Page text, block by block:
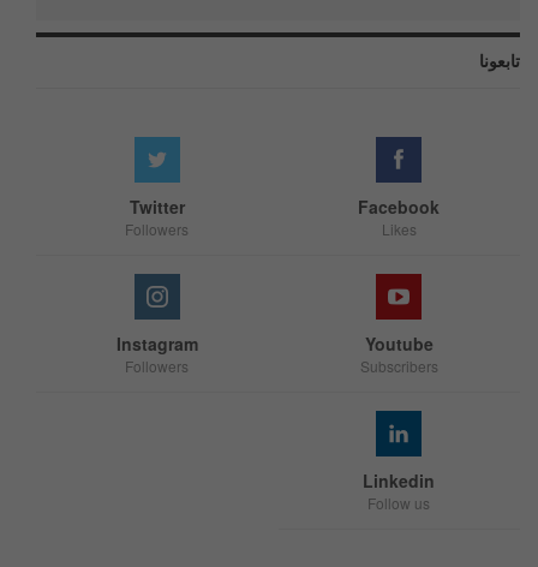
تابعونا
Facebook
Likes
Twitter
Followers
Youtube
Subscribers
Instagram
Followers
Linkedin
Follow us